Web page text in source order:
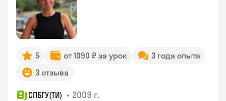
5 от 1090 ₽ за урок
3 года опыта
3 отзыва
СПБГУ(ТИ) • 2009 г.